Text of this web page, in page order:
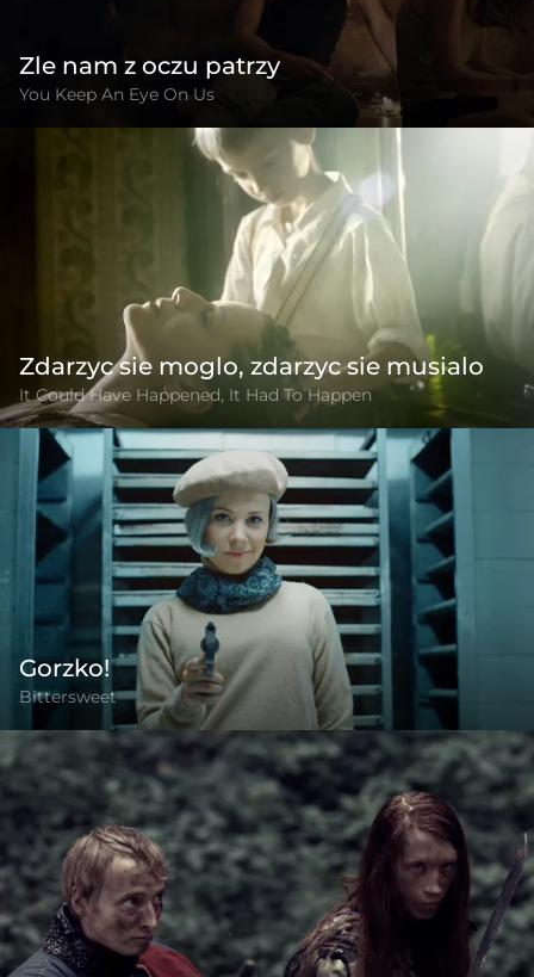
Zle nam z oczu patrzy
You Keep An Eye On Us
Zdarzyc sie moglo, zdarzyc sie musialo
It Could Have Happened, It Had To Happen
Gorzko!
Bittersweet